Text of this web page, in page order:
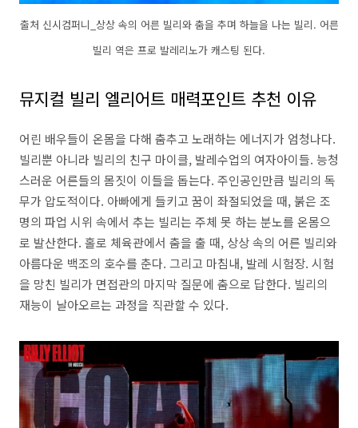
출처 신시컴퍼니_상상 속의 어른 빌리와 춤을 추며 하늘을 나는 빌리. 어른
빌리 역은 프로 발레리노가 캐스팅 된다.
뮤지컬 빌리 엘리어트 매력포인트 추천 이유
어린 배우들이 온몸을 다해 춤추고 노래하는 에너지가 엄청나다.
빌리뿐 아니라 빌리의 친구 마이클, 발레수업의 여자아이들. 능청
스러운 어른들의 몸짓이 이들을 돕는다. 주인공인만큼 빌리의 독
무가 압도적이다. 아빠에게 들키고 꿈이 좌절되었을 때, 붉은 조
명의 파업 시위 속에서 추는 빌리는 주체 못 하는 분노를 온몸으
로 발산한다. 홀로 체육관에서 춤을 출 때, 상상 속의 어른 빌리와
아름다운 백조의 호수를 춘다. 그리고 마침내, 발레 시험장. 시험
을 망친 빌리가 면접관의 마지막 질문에 춤으로 답한다. 빌리의
재능이 날아오르는 과정을 직관할 수 있다.